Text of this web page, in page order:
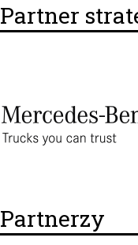
Partner
Partnerzy